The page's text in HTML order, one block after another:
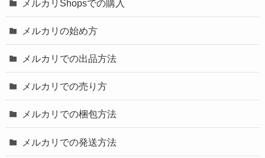
メルカリShopsでの購入
メルカリの始め方
メルカリでの出品方法
メルカリでの売り方
メルカリでの梱包方法
メルカリでの発送方法